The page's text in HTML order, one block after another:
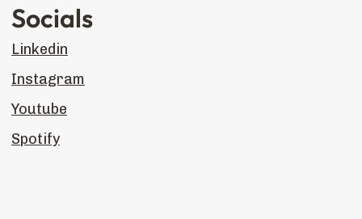
Socials
Linkedin
Instagram
Youtube
Spotify